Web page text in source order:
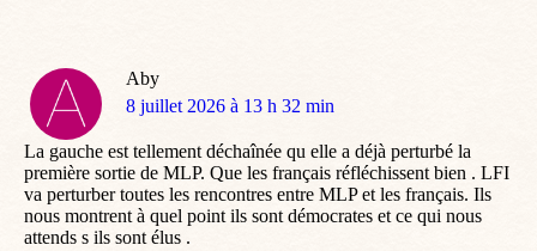
Aby
dit
8 juillet 2026 à 13 h 32 min
La gauche est tellement déchaînée qu elle a déjà perturbé la
première sortie de MLP. Que les français réfléchissent bien . LFI
va perturber toutes les rencontres entre MLP et les français. Ils
nous montrent à quel point ils sont démocrates et ce qui nous
attends s ils sont élus .